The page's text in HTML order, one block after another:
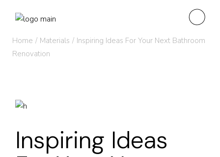
Home Materials
Inspiring Ideas For Your Next Bathroom
Renovation
Inspiring Ideas